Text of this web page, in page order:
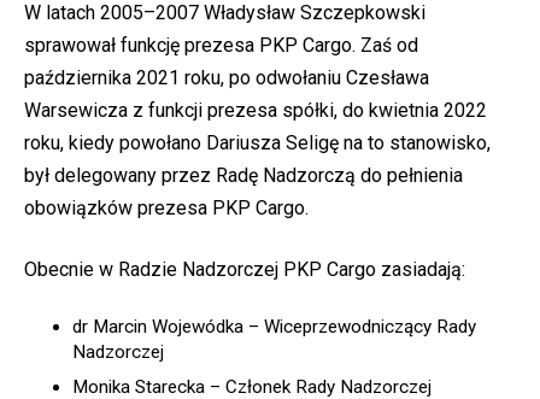
W latach 2005–2007 Władysław Szczepkowski
sprawował funkcję prezesa PKP Cargo. Zaś od
października 2021 roku, po odwołaniu Czesława
Warsewicza z funkcji prezesa spółki, do kwietnia 2022
roku, kiedy powołano Dariusza Seligę na to stanowisko,
był delegowany przez Radę Nadzorczą do pełnienia
obowiązków prezesa PKP Cargo.
Obecnie w Radzie Nadzorczej PKP Cargo zasiadają:
dr Marcin Wojewódka – Wiceprzewodniczący Rady
Nadzorczej
Monika Starecka – Członek Rady Nadzorczej